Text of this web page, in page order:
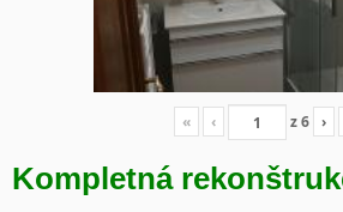
« ‹ z6 ›
Kompletná